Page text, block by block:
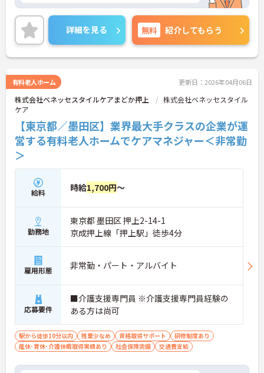
＜夜勤なしの日勤勤務＞生活リズムを整えながら無
理なく働けます。
ったサービスの提供を目指し、職員の専門性を高め
るような人材育成にも注力されています。
ご興味のある方には、面接対策ポイント等、さらに
詳細をお話ししますのでお気軽にご相談ください！
詳細を見る 無料 紹介してもらう
有料老人ホーム 更新日：2026年04月06日
株式会社ベネッセスタイルケアまどか押上
株式会社ベネッセスタイル
ケア
【東京都／墨田区】業界最大手クラスの企業が運
営する有料老人ホームでケアマネジャー＜非常勤
＞
給料 時給1,700円～
勤務地
東京都 墨田区 押上2-14-1
京成押上線「押上駅」徒歩4分
雇用形態 非常勤・パート・アルバイト
応募要件
■介護支援専門員 ※介護支援専門員経験の
ある方は尚可
駅から徒歩10分以内 残業少なめ 資格取得サポート
研修制度あり
産休･育休･介護休暇取得実績あり
社会保険完備 交通費支給